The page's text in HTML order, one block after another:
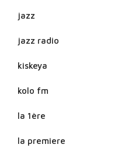
jazz
jazz radio
kiskeya
kolo fm
la 1ère
la premiere